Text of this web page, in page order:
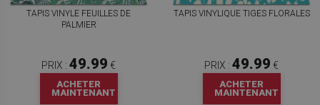
TAPIS VINYLE FEUILLES DE
PALMIER
PRIX : 49.99 €
ACHETER
MAINTENANT
TAPIS VINYLIQUE TIGES FLORALES
PRIX : 49.99 €
ACHETER
MAINTENANT